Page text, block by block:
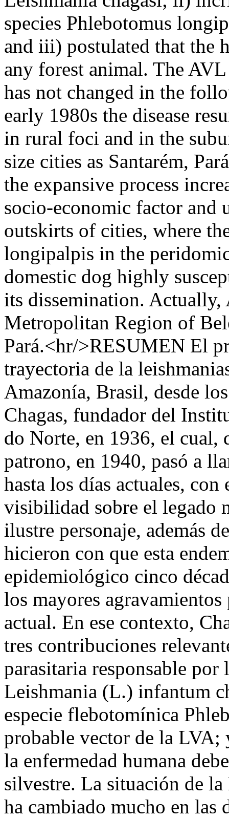
species Phlebotomus
and iii) postulated that the
any forest animal. The
has not changed in the
early 1980s the disease
in rural foci and in the
size cities as Santarém,
the expansive process
socio-economic factor and
outskirts of cities, where
longipalpis in the
domestic dog highly
its dissemination.
Metropolitan Region of
Pará.<hr/>RESUMEN El
trayectoria de la
Amazonía, Brasil, desde
Chagas, fundador del
do Norte, en 1936, el cual,
patrono, en 1940, pasó a
hasta los días actuales,
visibilidad sobre el legado
ilustre personaje, además
hicieron con que esta
epidemiológico cinco
los mayores
actual. En ese contexto,
tres contribuciones
parasitaria responsable
Leishmania (L.) infantum
especie flebotomínica
probable vector de la
la enfermedad humana
silvestre. La situación de
ha cambiado mucho en las